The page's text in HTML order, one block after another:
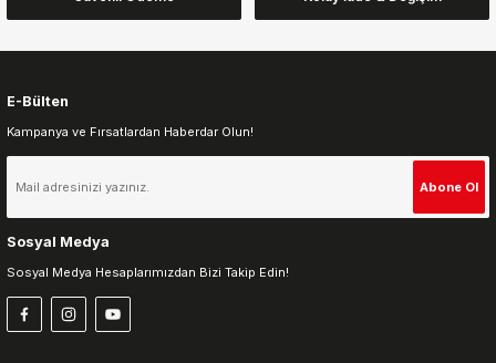
Gönder
E-Bülten
Kampanya ve Fırsatlardan Haberdar Olun!
Abone Ol
Sosyal Medya
Sosyal Medya Hesaplarımızdan Bizi Takip Edin!